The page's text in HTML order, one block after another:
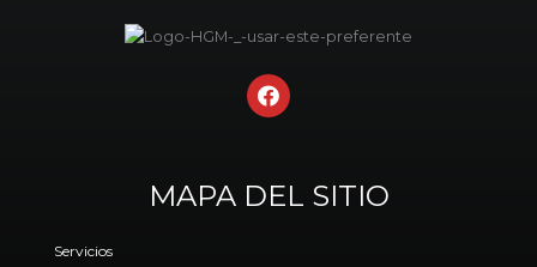
F
a
o
o
MAPA DEL SITIO
Servicios